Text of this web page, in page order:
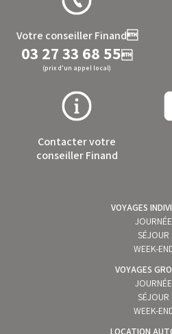
Votre conseiller Finand
03 27 33 68 55
(prix d’un appel local)
Contacter votre
conseiller Finand
VOYAGES
JOURNÉE
SÉJOUR
WEEK-
VOYAGES
JOURNÉE
SÉJOUR
WEEK-
LOCATION